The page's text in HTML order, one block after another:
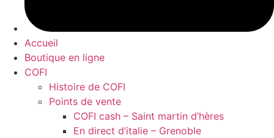
Accueil
Boutique en ligne
COFI
Histoire de COFI
Points de vente
COFI cash – Saint martin d’hères
En direct d’italie – Grenoble